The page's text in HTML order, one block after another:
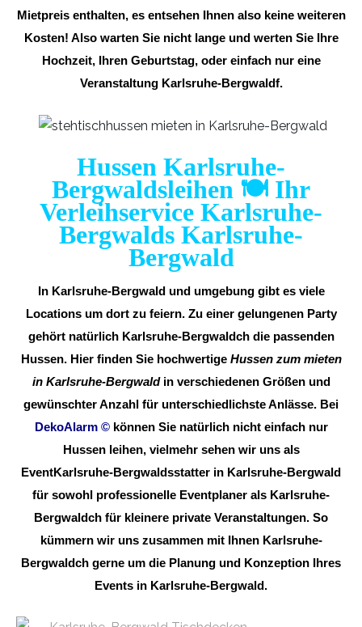
Mietpreis enthalten, es entsehen Ihnen also keine weiteren
Kosten! Also warten Sie nicht lange und werten Sie Ihre
Hochzeit, Ihren Geburtstag, oder einfach nur eine
Veranstaltung Karlsruhe-Bergwaldf.
Hussen Karlsruhe-
Bergwaldsleihen 🍽️ Ihr
Verleihservice Karlsruhe-
Bergwalds Karlsruhe-
Bergwald
In Karlsruhe-Bergwald und umgebung gibt es viele
Locations um dort zu feiern. Zu einer gelungenen Party
gehört natürlich Karlsruhe-Bergwaldch die passenden
Hussen. Hier finden Sie hochwertige Hussen zum mieten
in Karlsruhe-Bergwaldin verschiedenen Größen und
gewünschter Anzahl für unterschiedlichste Anlässe. Bei
DekoAlarm © können Sie natürlich nicht einfach nur
Hussen leihen, vielmehr sehen wir uns als
EventKarlsruhe-Bergwaldsstatter in Karlsruhe-Bergwald
für sowohl professionelle Eventplaner als Karlsruhe-
Bergwaldch für kleinere private Veranstaltungen. So
kümmern wir uns zusammen mit Ihnen Karlsruhe-
Bergwaldch gerne um die Planung und Konzeption Ihres
Events in Karlsruhe-Bergwald.